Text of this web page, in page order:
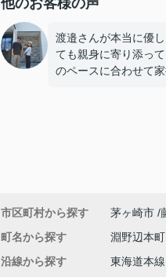
他のお客様の声
渡邉さんが本当に優
ても親身に寄り添っ
のペースに合わせて
人柄の良さが伝わっ
な安心感を感じるほ
市区町村から探す 茅ヶ崎市
町名から探す
淵野辺本町
沿線から探す
東海道本線